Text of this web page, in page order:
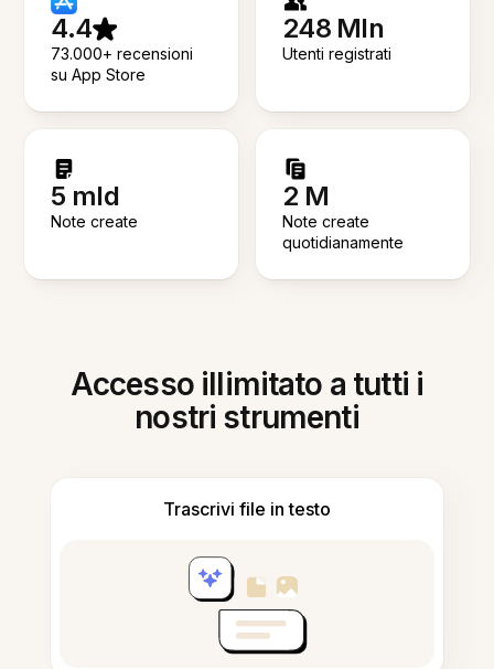
4.4
73.000+ recensioni
su App Store
248 Mln
Utenti registrati
5 mld
Note create
2 M
Note create
quotidianamente
Accesso illimitato a tutti i
nostri strumenti
Trascrivi file in testo